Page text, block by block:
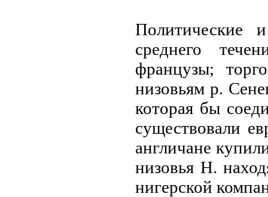
Политические
среднего
французы;
низовьям р.
которая бы
существовали
англичане
низовья Н.
нигерской